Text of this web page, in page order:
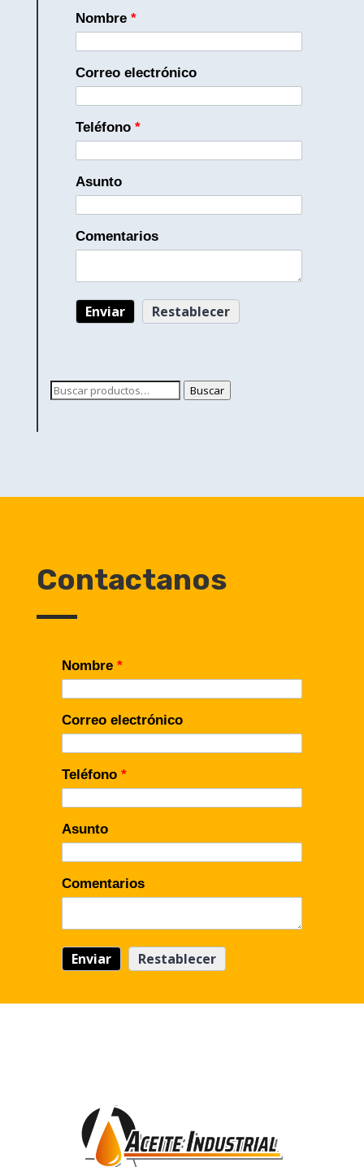
Nombre *
Correo electrónico
Teléfono *
Asunto
Comentarios
Buscar
Buscar
Contactanos
Nombre *
Correo electrónico
Teléfono *
Asunto
Comentarios